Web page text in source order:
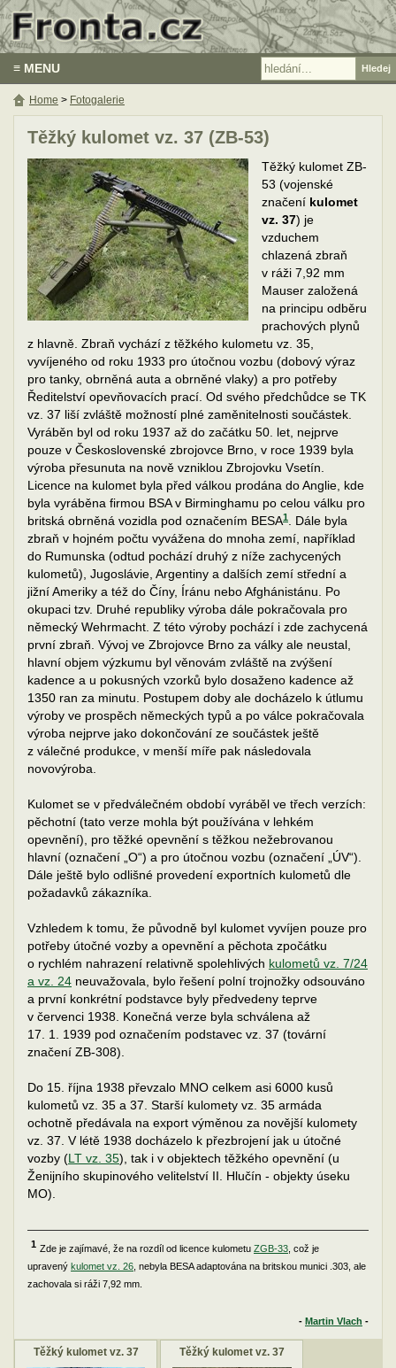
≡ MENU
Těžký kulomet vz. 37 (ZB-53)
Těžký kulomet ZB-
53 (vojenské
značení kulomet
vz. 37) je
vzduchem
chlazená zbraň
v ráži 7,92 mm
Mauser založená
na principu odběru
prachových plynů
z hlavně. Zbraň vychází z těžkého kulometu vz. 35,
vyvíjeného od roku 1933 pro útočnou vozbu (dobový výraz
pro tanky, obrněná auta a obrněné vlaky) a pro potřeby
Ředitelství opevňovacích prací. Od svého předchůdce se TK
vz. 37 liší zvláště možností plné zaměnitelnosti součástek.
Vyráběn byl od roku 1937 až do začátku 50. let, nejprve
pouze v Československé zbrojovce Brno, v roce 1939 byla
výroba přesunuta na nově vzniklou Zbrojovku Vsetín.
Licence na kulomet byla před válkou prodána do Anglie, kde
byla vyráběna firmou BSA v Birminghamu po celou válku pro
britská obrněná vozidla pod označením BESA1. Dále byla
zbraň v hojném počtu vyvážena do mnoha zemí, například
do Rumunska (odtud pochází druhý z níže zachycených
kulometů), Jugoslávie, Argentiny a dalších zemí střední a
jižní Ameriky a též do Číny, Íránu nebo Afghánistánu. Po
okupaci tzv. Druhé republiky výroba dále pokračovala pro
německý Wehrmacht. Z této výroby pochází i zde zachycená
první zbraň. Vývoj ve Zbrojovce Brno za války ale neustal,
hlavní objem výzkumu byl věnovám zvláště na zvýšení
kadence a u pokusných vzorků bylo dosaženo kadence až
1350 ran za minutu. Postupem doby ale docházelo k útlumu
výroby ve prospěch německých typů a po válce pokračovala
výroba nejprve jako dokončování ze součástek ještě
z válečné produkce, v menší míře pak následovala
novovýroba.
Kulomet se v předválečném období vyráběl ve třech verzích:
pěchotní (tato verze mohla být používána v lehkém
opevnění), pro těžké opevnění s těžkou nežebrovanou
hlavní (označení „O“) a pro útočnou vozbu (označení „ÚV“).
Dále ještě bylo odlišné provedení exportních kulometů dle
požadavků zákazníka.
Vzhledem k tomu, že původně byl kulomet vyvíjen pouze pro
potřeby útočné vozby a opevnění a pěchota zpočátku
o rychlém nahrazení relativně spolehlivých kulometů vz. 7/24
a vz. 24 neuvažovala, bylo řešení polní trojnožky odsouváno
a první konkrétní podstavce byly předvedeny teprve
v červenci 1938. Konečná verze byla schválena až
17. 1. 1939 pod označením podstavec vz. 37 (tovární
značení ZB-308).
Do 15. října 1938 převzalo MNO celkem asi 6000 kusů
kulometů vz. 35 a 37. Starší kulomety vz. 35 armáda
ochotně předávala na export výměnou za novější kulomety
vz. 37. V létě 1938 docházelo k přezbrojení jak u útočné
vozby (LT vz. 35), tak i v objektech těžkého opevnění (u
Ženijního skupinového velitelství II. Hlučín - objekty úseku
MO).
1 Zde je zajímavé, že na rozdíl od licence kulometu ZGB-33 , což je
upravený kulomet vz. 26 , nebyla BESA adaptována na britskou munici .303, ale
zachovala si ráži 7,92 mm.
- Martin Vlach -
Těžký kulomet vz. 37 Těžký kulomet vz. 37
Home > Fotogalerie